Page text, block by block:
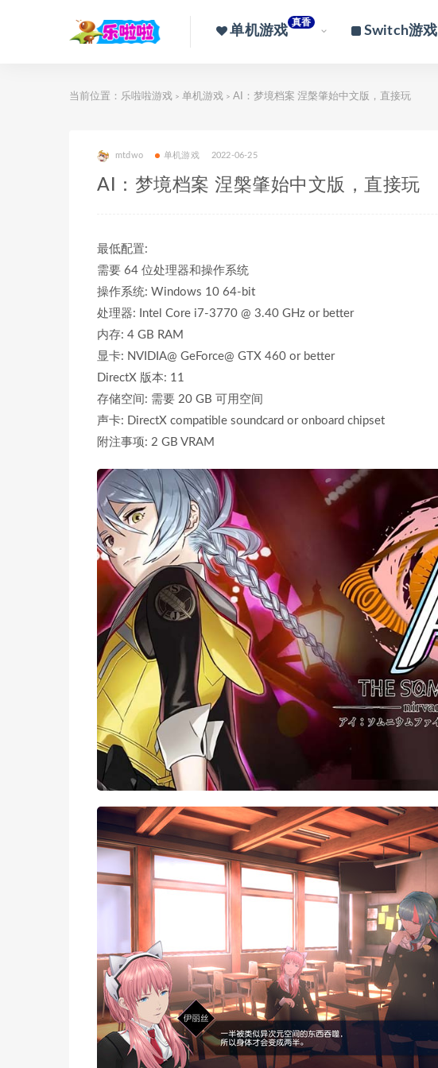
单机游戏
真香
Switch游戏
当前位置： 乐啦啦游戏 > 单机游戏 > AI：梦境档案 涅槃肇始中文版，直接玩
mtdwo 单机游戏 2022-06-25
AI：梦境档案 涅槃肇始中文版，直接玩
最低配置:
需要 64 位处理器和操作系统
操作系统: Windows 10 64-bit
处理器: Intel Core i7-3770 @ 3.40 GHz or better
内存: 4 GB RAM
显卡: NVIDIA@ GeForce@ GTX 460 or better
DirectX 版本: 11
存储空间: 需要 20 GB 可用空间
声卡: DirectX compatible soundcard or onboard chipset
附注事项: 2 GB VRAM